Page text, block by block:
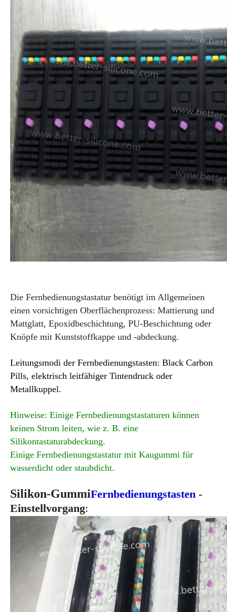
Die Fernbedienungstastatur benötigt im Allgemeinen
einen vorsichtigen Oberflächenprozess: Mattierung und
Mattglatt, Epoxidbeschichtung, PU-Beschichtung oder
Knöpfe mit Kunststoffkappe und -abdeckung.
Pills, elektrisch leitfähiger Tintendruck oder
Metallkuppel.
Hinweise: Einige Fernbedienungstastaturen können
keinen Strom leiten, wie z. B. eine
Silikontastaturabdeckung.
Einige Fernbedienungstastatur mit Kaugummi für
wasserdicht oder staubdicht.
Silikon-GummiFernbedienungstasten
Einstellvorgang :